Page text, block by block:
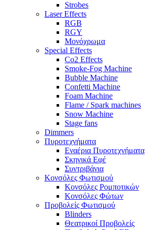
Strobes
Laser Effects
RGB
RGY
Μονόχρωμα
Special Effects
Co2 Effects
Smoke-Fog Machine
Bubble Machine
Confetti Machine
Foam Machine
Flame / Spark machines
Snow Machine
Stage fans
Dimmers
Πυροτεχνήματα
Εναέρια Πυροτεχνήματα
Σκηνικά Εφέ
Συντριβάνια
Κονσόλες Φωτισμού
Κονσόλες Ρομποτικών
Κονσόλες Φώτων
Προβολείς Φωτισμού
Blinders
Θεατρικοί Προβολείς